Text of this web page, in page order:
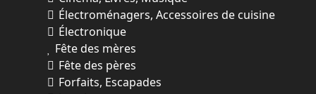
Électroménagers, Accessoires de cuisine
Électronique
Fête des mères
Fête des pères
Forfaits, Escapades